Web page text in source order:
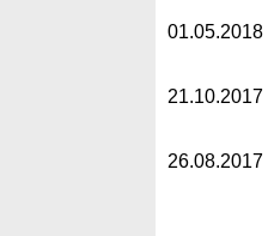
01.05.2018
21.10.2017
26.08.2017